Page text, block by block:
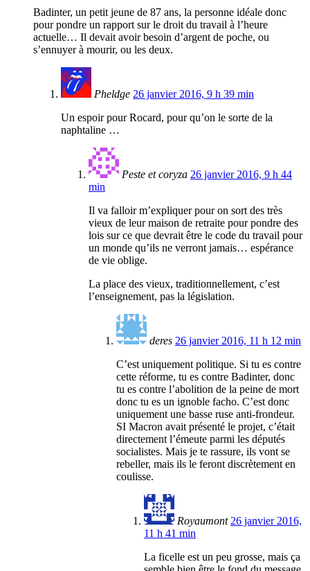
Badinter, un petit jeune de 87 ans, la personne idéale donc
pour pondre un rapport sur le droit du travail à l’heure
actuelle… Il devait avoir besoin d’argent de poche, ou
s’ennuyer à mourir, ou les deux.
Pheldge 26 janvier 2016, 9 h 39 min
Un espoir pour Rocard, pour qu’on le sorte de la
naphtaline …
Peste et coryza 26 janvier 2016, 9 h 44
min
Il va falloir m’expliquer pour on sort des très
vieux de leur maison de retraite pour pondre des
lois sur ce que devrait être le code du travail pour
un monde qu’ils ne verront jamais… espérance
de vie oblige.
La place des vieux, traditionnellement, c’est
l’enseignement, pas la législation.
deres 26 janvier 2016, 11 h 12 min
C’est uniquement politique. Si tu es contre
cette réforme, tu es contre Badinter, donc
tu es contre l’abolition de la peine de mort
donc tu es un ignoble facho. C’est donc
uniquement une basse ruse anti-frondeur.
SI Macron avait présenté le projet, c’était
directement l’émeute parmi les députés
socialistes. Mais je te rassure, ils vont se
rebeller, mais ils le feront discrètement en
coulisse.
Royaumont 26 janvier 2016,
11 h 41 min
La ficelle est un peu grosse, mais ça